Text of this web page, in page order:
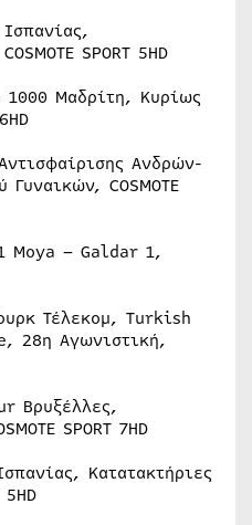
SPORT 5HD
Μαδρίτη, Κυρίως
Ανδρών-
COSMOTE
Moya – Galdar 1,
Τέλεκομ, Turkish
28η Αγωνιστική,
Βρυξέλλες,
SPORT 7HD
Κατατακτήριες
5HD